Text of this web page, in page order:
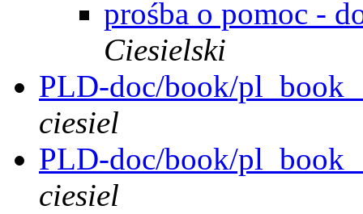
prośba o pomoc -
Ciesielski
PLD-doc/book/
ciesiel
PLD-doc/book/
ciesiel